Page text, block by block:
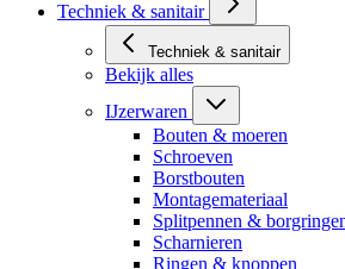
Techniek & sanitair
Techniek & sanitair
Bekijk alles
IJzerwaren
Bouten & moeren
Schroeven
Borstbouten
Montagemateriaal
Splitpennen &
Scharnieren
Ringen & knoppen